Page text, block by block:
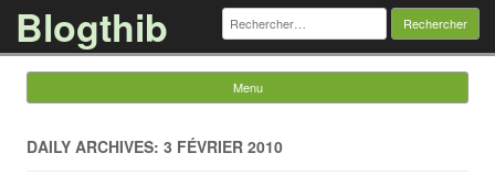
Blogthib Rechercher :
Menu
DAILY ARCHIVES: 3 FÉVRIER 2010